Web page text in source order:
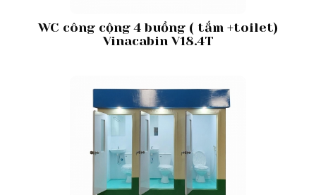
WC công cộng 4 buồng ( tắm +toilet)
Vinacabin V18.4T